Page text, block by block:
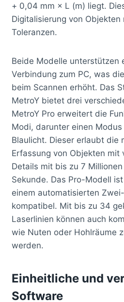
+ 0,04 mm × L (m) liegt.
Digitalisierung von Objekten
Toleranzen.
Beide Modelle unterstützen
Verbindung zum PC, was
beim Scannen erhöht. Das
MetroY bietet drei
MetroY Pro erweitert die
Modi, darunter einen
Blaulicht. Dieser erlaubt die
Erfassung von Objekten mit
Details mit bis zu 7
Sekunde. Das Pro-Modell
einem automatisierten
kompatibel. Mit bis zu 34
Laserlinien können auch
wie Nuten oder Hohlräume
werden.
Einheitliche und
Software